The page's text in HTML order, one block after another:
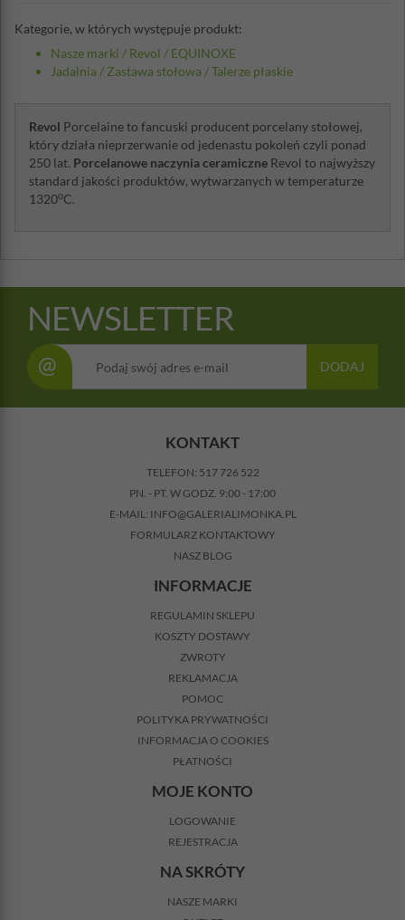
Kategorie, w których występuje produkt:
Nasze marki / Revol / EQUINOXE
Jadalnia / Zastawa stołowa /Talerze płaskie
Revol Porcelaine to fancuski producent porcelany stołowej,
który działa nieprzerwanie od jedenastu pokoleń czyli ponad
250 lat. Porcelanowe naczynia ceramiczne Revol to najwyższy
standard jakości produktów, wytwarzanych w temperaturze
1320oC.
NEWSLETTER
@ DODAJ
KONTAKT
TELEFON: 517 726 522
PN. - PT. W GODZ. 9:00 - 17:00
E-MAIL: INFO@GALERIALIMONKA.PL
FORMULARZ KONTAKTOWY
NASZ BLOG
INFORMACJE
REGULAMIN SKLEPU
KOSZTY DOSTAWY
ZWROTY
REKLAMACJA
POMOC
POLITYKA PRYWATNOŚCI
INFORMACJA O COOKIES
PŁATNOŚCI
MOJE KONTO
LOGOWANIE
REJESTRACJA
NA SKRÓTY
NASZE MARKI